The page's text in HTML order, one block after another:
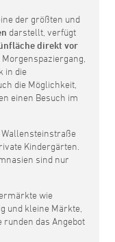
der größten und
darstellt, verfügt
direkt vor
Morgenspaziergang,
in die
die Möglichkeit,
einen Besuch im
Kindergärten.
sind nur
wie
und kleine Märkte,
runden das Angebot